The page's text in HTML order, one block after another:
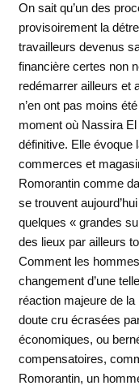
On sait qu’un des
provisoirement la
travailleurs devenus
financière certes non
redémarrer ailleurs et
n’en ont pas moins
moment où Nassira
définitive. Elle évoque
commerces et
Romorantin comme
se trouvent
quelques « grandes
des lieux par ailleurs
Comment les
changement d’une
réaction majeure de
doute cru écrasées
économiques, ou
compensatoires,
Romorantin, un